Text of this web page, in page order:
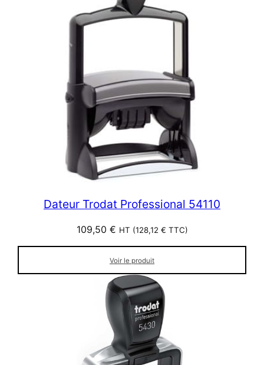
Dateur Trodat Professional 54110
109,50 € HT (128,12 € TTC)
Voir le produit